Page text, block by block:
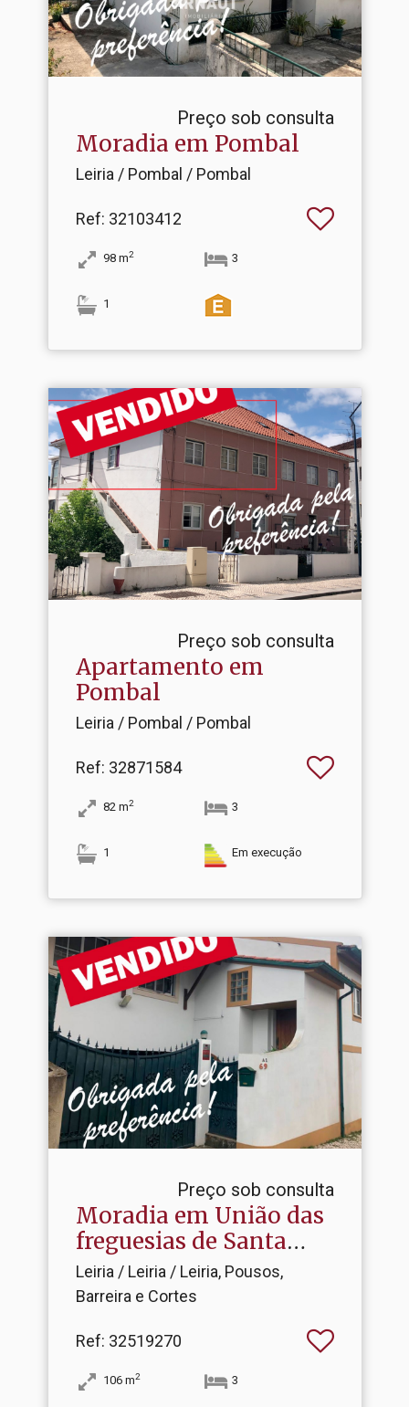
Preço sob consulta
Moradia em Pombal
Leiria / Pombal / Pombal
Ref: 32103412
98 m2 3
1
Preço sob consulta
Apartamento em
Pombal
Leiria / Pombal / Pombal
Ref: 32871584
82 m2 3
1 Em execução
Preço sob consulta
Moradia em União das
freguesias de Santa
Eufé.​..
Leiria / Leiria / Leiria, Pousos,
Barreira e Cortes
Ref: 32519270
106 m2 3